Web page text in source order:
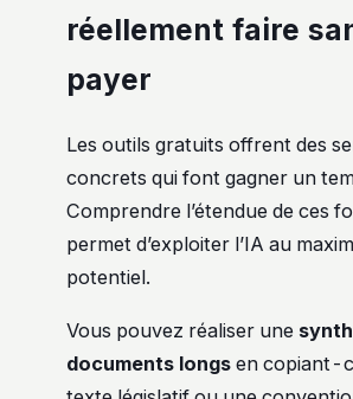
réellement faire
payer
Les outils gratuits offrent des
concrets qui font gagner un
Comprendre l’étendue de ces
permet d’exploiter l’IA au
potentiel.
Vous pouvez réaliser une
documents longs en copiant-